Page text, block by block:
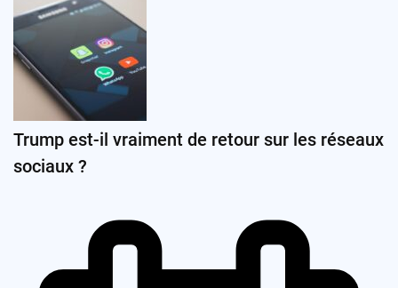
Trump est-il vraiment de retour sur les réseaux
sociaux ?